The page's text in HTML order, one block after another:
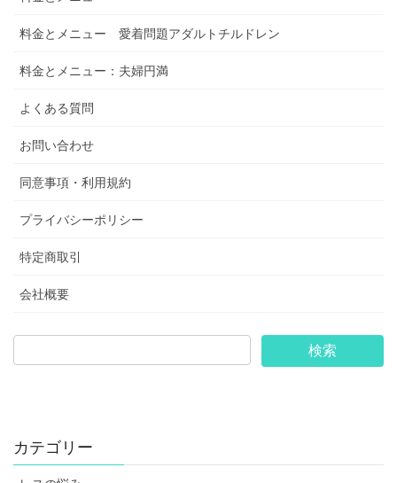
料金とメニュー 愛着問題アダルトチルドレン
料金とメニュー：夫婦円満
よくある質問
お問い合わせ
同意事項・利用規約
プライバシーポリシー
特定商取引
会社概要
カテゴリー